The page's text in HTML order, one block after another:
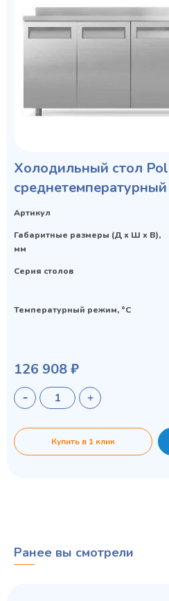
Холодильный стол
среднетемпературный
Артикул
Габаритные размеры (Д х Ш х В),
мм
Серия столов
Температурный режим, °C
126 908 ₽
Купить в 1 клик
Ранее вы смотрели